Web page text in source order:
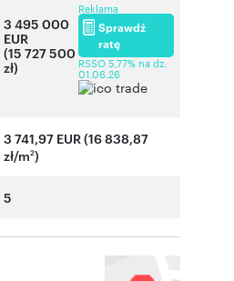
3 495 000
EUR
(15 727 500
zł)
Reklama
Sprawdź
ratę
RSSO 5,77% na dz.
01.06.26
3 741,97 EUR (16 838,87
zł/m2)
5